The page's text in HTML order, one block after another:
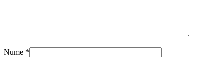
Nume *